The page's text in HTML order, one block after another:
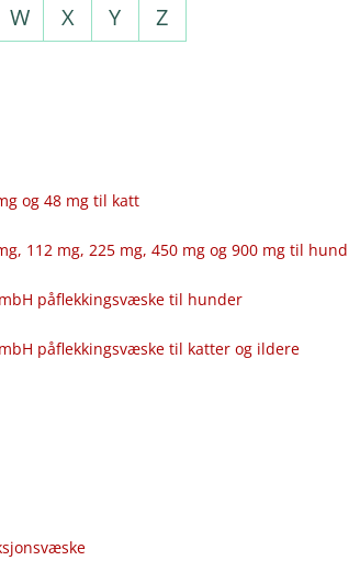
W X Y Z
og 48 mg til katt
112 mg, 225 mg, 450 mg og 900 mg til hund
påflekkingsvæske til hunder
påflekkingsvæske til katter og ildere